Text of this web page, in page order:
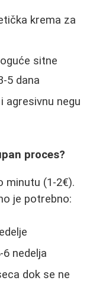
krema za
sitne
5 dana
agresivnu negu
proces?
minutu (1-2€).
je potrebno:
nedelja
dok se ne